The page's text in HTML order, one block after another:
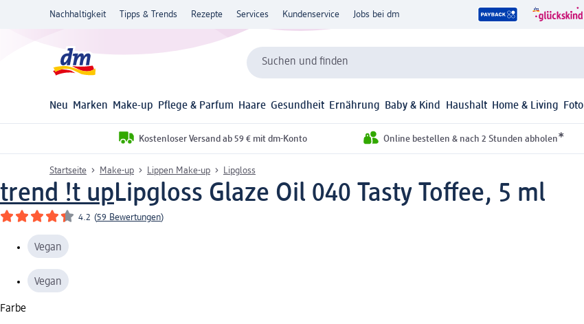
Nachhaltigkeit Tipps & Trends Rezepte Services Kundenservice Jobs bei dm
Suchen und finden
Neu Marken Make-up Pflege & Parfum Haare Gesundheit Ernährung Baby & Kind Haushalt Home & Living Foto
Kostenloser Versand ab 59 € mit dm-Konto Online bestellen & nach 2 Stunden abholen*
Startseite Make-up Lippen Make-up Lipgloss
trend !t upLipgloss Glaze Oil 040 Tasty Toffee, 5 ml
4.2 (59 Bewertungen)
Vegan
Vegan
Farbe